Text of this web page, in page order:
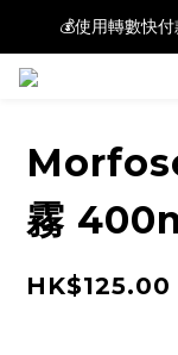
💰使用轉數快
💰使用轉數快
新註冊會員即
霧
HK$125.00